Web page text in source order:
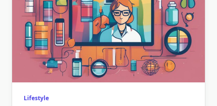
Lifestyle